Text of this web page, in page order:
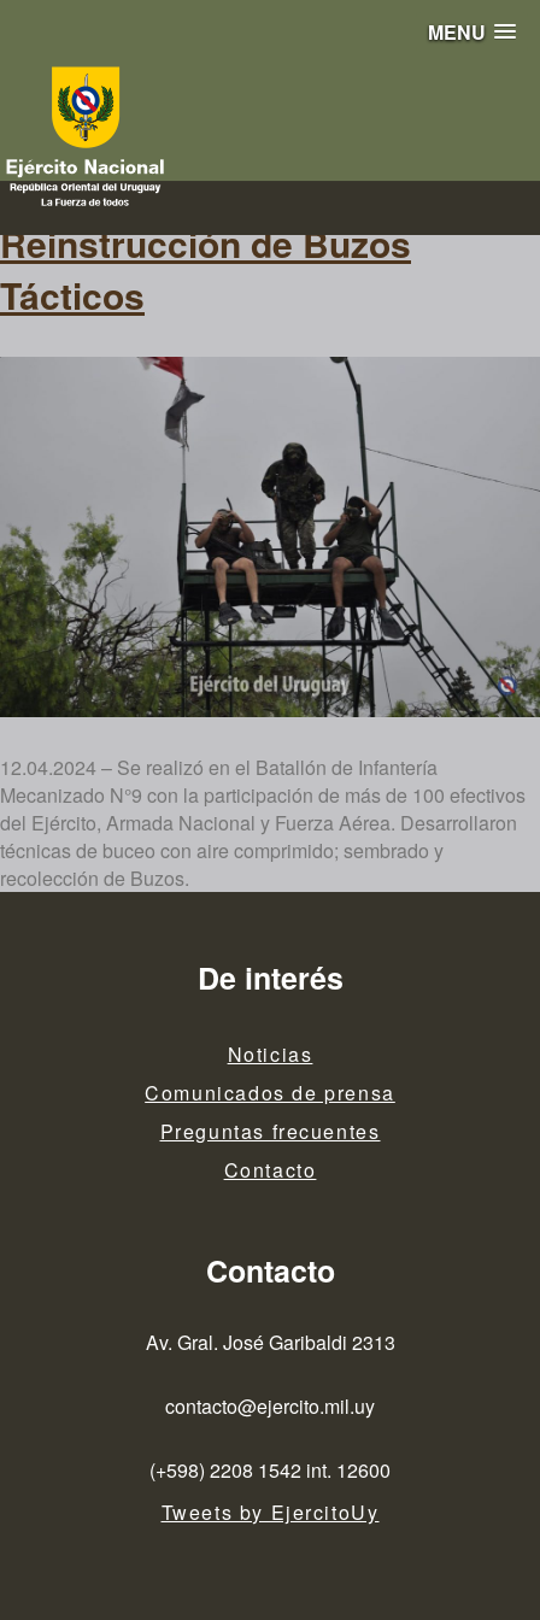
MENU
botes
Reinstrucción de Buzos
Tácticos
12.04.2024 – Se realizó en el Batallón de Infantería
Mecanizado N°9 con la participación de más de 100 efectivos
del Ejército, Armada Nacional y Fuerza Aérea. Desarrollaron
técnicas de buceo con aire comprimido; sembrado y
recolección de Buzos.
De interés
Noticias
Comunicados de prensa
Preguntas frecuentes
Contacto
Contacto
Av. Gral. José Garibaldi 2313
contacto@ejercito.mil.uy
(+598) 2208 1542 int. 12600
Tweets by EjercitoUy